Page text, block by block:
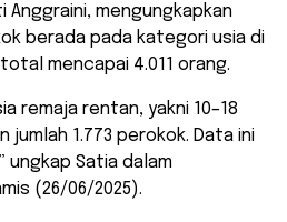
Anggraini, mengungkapkan
berada pada kategori usia di
mencapai 4.011 orang.
remaja rentan, yakni 10–18
jumlah 1.773 perokok. Data ini
ungkap Satia dalam
(26/06/2025).